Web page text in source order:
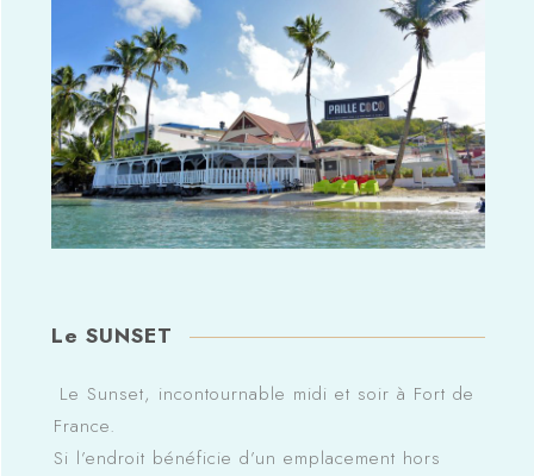
Le SUNSET
Le Sunset, incontournable midi et soir à Fort de
France.
Si l’endroit bénéficie d’un emplacement hors